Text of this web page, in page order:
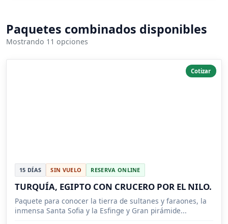
Paquetes combinados disponibles
Mostrando 11 opciones
Cotizar
15 DÍAS SIN VUELO RESERVA ONLINE
TURQUÍA, EGIPTO CON CRUCERO POR EL NILO.
Paquete para conocer la tierra de sultanes y faraones, la
inmensa Santa Sofia y la Esfinge y Gran pirámide...